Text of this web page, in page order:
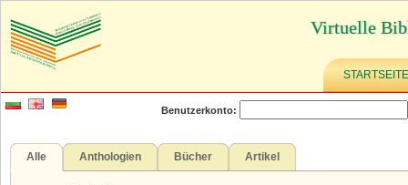
Virtuelle
STARTSEITE
Benutzerkonto:
Alle Anthologien Bücher Artikel